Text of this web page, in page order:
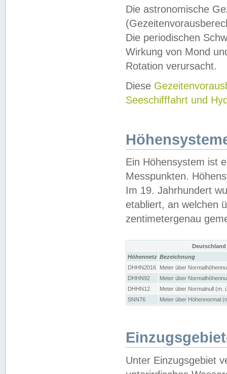
Die astronomische
Die periodischen
Wirkung von Mond
Rotation verursacht.
Diese
Seeschifffahrt und
Ein Höhensystem ist
Messpunkten.
Im 19. Jahrhundert
etabliert, an welchen
zentimetergenau
Höhennetz Bezeichnung
DHHN2016
Meter über
DHHN92
Meter über
DHHN12
Meter über Normalnull (m.
SNN76
Meter über Höhennormal
Unter Einzugsgebiet